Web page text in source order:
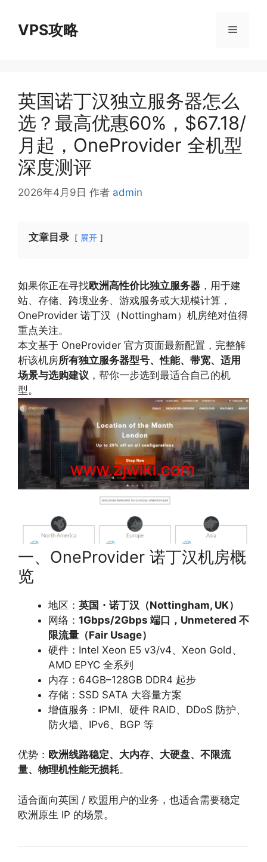
VPS攻略 菜
英国诺丁汉独立服务器怎么
选？最高优惠60%，$67.18/
月起，OneProvider 全机型
深度测评
2026年4月9日 作者 admin
文章目录 展开
如果你正在寻找欧洲高性价比独立服务器 ，用于建
站、存储、跨境业务、游戏服务或大规模计算，
OneProvider 诺丁汉（Nottingham）机房绝对值得
重点关注。
本文基于 OneProvider 官方页面最新配置，完整解
析该机房所有独立服务器型号、性能、带宽、适用
场景与选购建议 ，帮你一步选到最适合自己的机
型。
一、OneProvider 诺丁汉机房概
览
地区： 英国・诺丁汉（Nottingham, UK）
网络： 1Gbps/2Gbps 端口，Unmetered 不
限流量（Fair Usage）
硬件：Intel Xeon E5 v3/v4、Xeon Gold、
AMD EPYC 全系列
内存：64GB–128GB DDR4 起步
存储：SSD SATA 大容量方案
增值服务：IPMI、硬件 RAID、DDoS 防护、
防火墙、IPv6、BGP 等
优势： 欧洲线路稳定、大内存、大硬盘、不限流
量、物理机性能无损耗。
适合面向英国 / 欧盟用户的业务，也适合需要稳定
欧洲原生 IP 的场景。